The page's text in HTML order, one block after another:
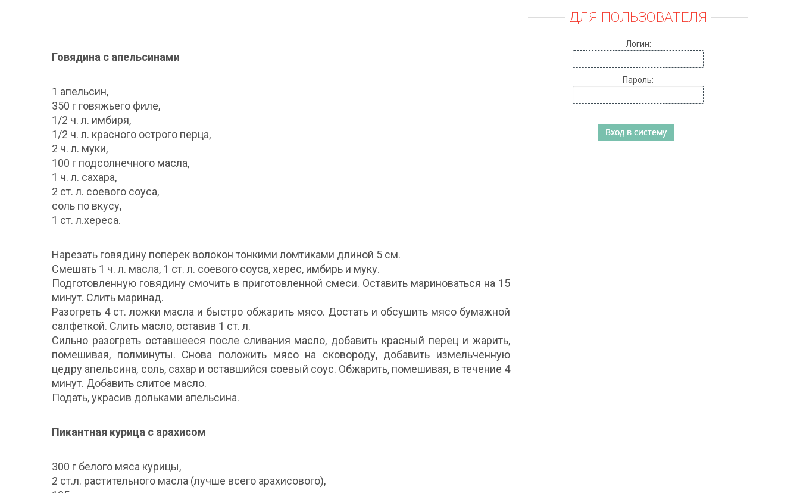
Говядина с апельсинами
1 апельсин,
350 г говяжьего филе,
1/2 ч. л. имбиря,
1/2 ч. л. красного острого перца,
2 ч. л. муки,
100 г подсолнечного масла,
1 ч. л. сахара,
2 ст. л. соевого соуса,
соль по вкусу,
1 ст. л.хереса.
Нарезать говядину поперек волокон тонкими ломтиками длиной 5 см.
Смешать 1 ч. л. масла, 1 ст. л. соевого соуса, херес, имбирь и муку.
Подготовленную говядину смочить в приготовленной смеси. Оставить мариноваться на 15
минут. Слить маринад.
Разогреть 4 ст. ложки масла и быстро обжарить мясо. Достать и обсушить мясо бумажной
салфеткой. Слить масло, оставив 1 ст. л.
Сильно разогреть оставшееся после сливания масло, добавить красный перец и жарить,
помешивая, полминуты. Снова положить мясо на сковороду, добавить измельченную
цедру апельсина, соль, сахар и оставшийся соевый соус. Обжарить, помешивая, в течение 4
минут. Добавить слитое масло.
Подать, украсив дольками апельсина.
Пикантная курица с арахисом
300 г белого мяса курицы,
2 ст.л. растительного масла (лучше всего арахисового),
ДЛЯ ПОЛЬЗОВАТЕЛЯ
Логин:
Пароль: